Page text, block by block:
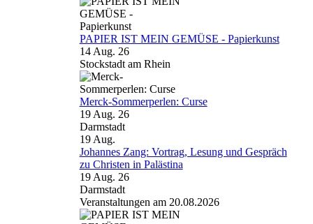
PAPIER IST MEIN GEMÜSE - Papierkunst
14 Aug. 26
Stockstadt am Rhein
Merck-Sommerperlen: Curse
19 Aug. 26
Darmstadt
19 Aug.
Johannes Zang: Vortrag, Lesung und Gespräch
zu Christen in Palästina
19 Aug. 26
Darmstadt
Veranstaltungen am 20.08.2026